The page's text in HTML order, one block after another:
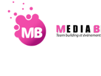
Aller
contenu
principal